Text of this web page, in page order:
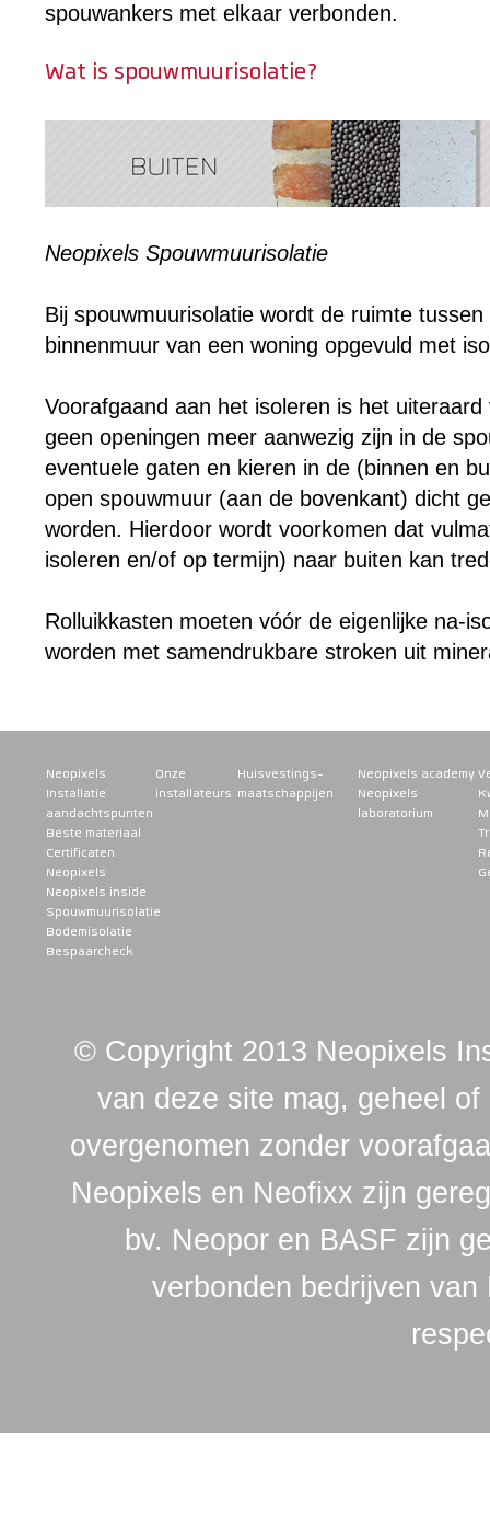
spouwankers met elkaar verbonden.
Wat is spouwmuurisolatie?
Neopixels Spouwmuurisolatie
Bij spouwmuurisolatie wordt de ruimte
binnenmuur van een woning opgevuld met
Voorafgaand aan het isoleren is het
geen openingen meer aanwezig zijn in de
eventuele gaten en kieren in de (binnen en
open spouwmuur (aan de bovenkant) dicht
worden. Hierdoor wordt voorkomen dat
isoleren en/of op termijn) naar buiten kan
Rolluikkasten moeten vóór de eigenlijke na-
worden met samendrukbare stroken uit
Neopixels
Installatie
aandachtspunten
Beste materiaal
Certificaten
Neopixels
Neopixels inside
Spouwmuurisolatie
Bodemisolatie
Bespaarcheck
Onze
installateurs
Huisvestings-
maatschappijen
Neopixels academy
Neopixels
laboratorium
© Copyright 2013 Neopixels
van deze site mag, geheel
overgenomen zonder
Neopixels en Neofixx zijn
bv. Neopor en BASF zijn
verbonden bedrijven